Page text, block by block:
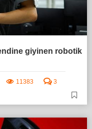
giyinen robotik
11383 3